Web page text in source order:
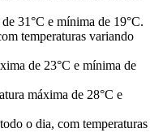
31°C e mínima de 19°C.
temperaturas variando
de 23°C e mínima de
máxima de 28°C e
o dia, com temperaturas